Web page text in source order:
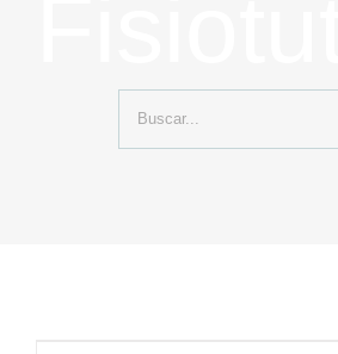
Buscar: